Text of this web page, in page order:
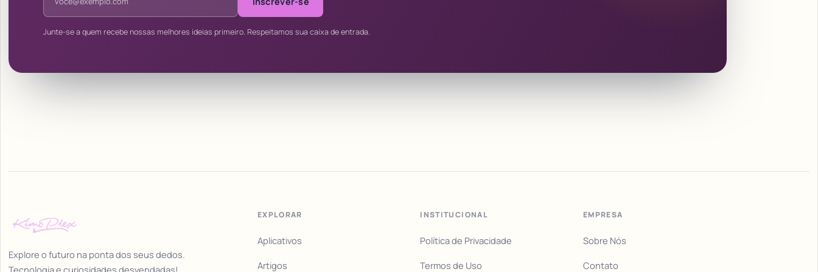
Junte-se a quem recebe nossas melhores ideias primeiro. Respeitamos sua caixa de entrada.
Explore o futuro na ponta dos seus dedos.
Tecnologia e curiosidades desvendadas!
EXPLORAR
Aplicativos
Artigos
INSTITUCIONAL
Política de Privacidade
Termos de Uso
EMPRESA
Sobre Nós
Contato